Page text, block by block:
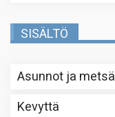
SISÄLTÖ
Asunnot ja metsä
Kevyttä